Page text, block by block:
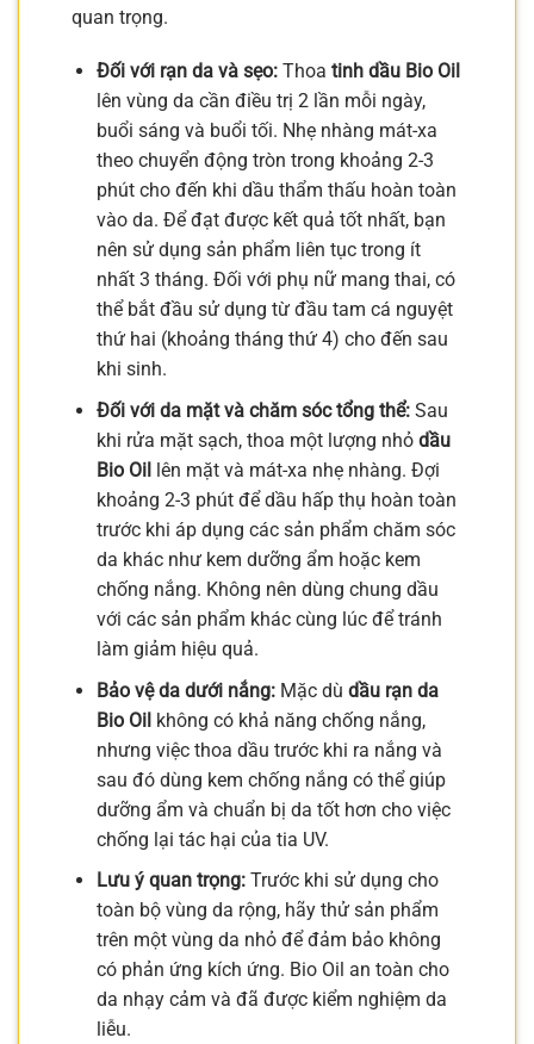
quan trọng.
Đối với rạn da và sẹo:Thoa tinh dầu Bio Oil
lên vùng da cần điều trị 2 lần mỗi ngày,
buổi sáng và buổi tối. Nhẹ nhàng mát-xa
theo chuyển động tròn trong khoảng 2-3
phút cho đến khi dầu thẩm thấu hoàn toàn
vào da. Để đạt được kết quả tốt nhất, bạn
nên sử dụng sản phẩm liên tục trong ít
nhất 3 tháng. Đối với phụ nữ mang thai, có
thể bắt đầu sử dụng từ đầu tam cá nguyệt
thứ hai (khoảng tháng thứ 4) cho đến sau
khi sinh.
Đối với da mặt và chăm sóc tổng thể:Sau
khi rửa mặt sạch, thoa một lượng nhỏ dầu
Bio Oillên mặt và mát-xa nhẹ nhàng. Đợi
khoảng 2-3 phút để dầu hấp thụ hoàn toàn
trước khi áp dụng các sản phẩm chăm sóc
da khác như kem dưỡng ẩm hoặc kem
chống nắng. Không nên dùng chung dầu
với các sản phẩm khác cùng lúc để tránh
làm giảm hiệu quả.
Bảo vệ da dưới nắng:Mặc dù dầu rạn da
Bio Oilkhông có khả năng chống nắng,
nhưng việc thoa dầu trước khi ra nắng và
sau đó dùng kem chống nắng có thể giúp
dưỡng ẩm và chuẩn bị da tốt hơn cho việc
chống lại tác hại của tia UV.
Lưu ý quan trọng:Trước khi sử dụng cho
toàn bộ vùng da rộng, hãy thử sản phẩm
trên một vùng da nhỏ để đảm bảo không
có phản ứng kích ứng. Bio Oil an toàn cho
da nhạy cảm và đã được kiểm nghiệm da
liễu.